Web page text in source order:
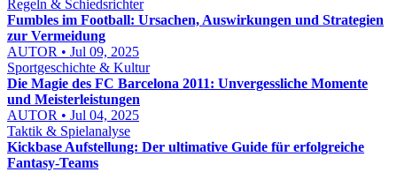
Regeln & Schiedsrichter
Fumbles im Football: Ursachen, Auswirkungen und Strategien
zur Vermeidung
AUTOR • Jul 09, 2025
Sportgeschichte & Kultur
Die Magie des FC Barcelona 2011: Unvergessliche Momente
und Meisterleistungen
AUTOR • Jul 04, 2025
Taktik & Spielanalyse
Kickbase Aufstellung: Der ultimative Guide für erfolgreiche
Fantasy-Teams